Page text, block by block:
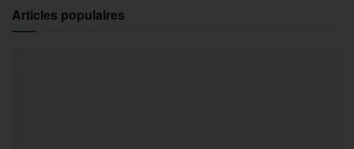
Articles populaires